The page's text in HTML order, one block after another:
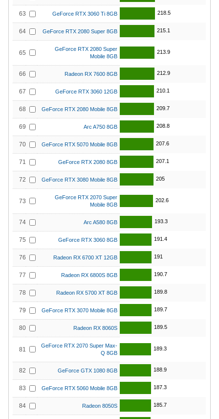
63 GeForce RTX 3060 Ti 8GB 218.5
64 GeForce RTX 2080 Super 8GB 215.1
65
GeForce RTX 2080 Super
Mobile 8GB
213.9
66 Radeon RX 7600 8GB 212.9
67 GeForce RTX 3060 12GB 210.1
68 GeForce RTX 2080 Mobile 8GB 209.7
69 Arc A750 8GB 208.8
70 GeForce RTX 5070 Mobile 8GB 207.6
71 GeForce RTX 2080 8GB 207.1
72 GeForce RTX 3080 Mobile 8GB 205
73
GeForce RTX 2070 Super
Mobile 8GB
202.6
74 Arc A580 8GB 193.3
75 GeForce RTX 3060 8GB 191.4
76 Radeon RX 6700 XT 12GB 191
77 Radeon RX 6800S 8GB 190.7
78 Radeon RX 5700 XT 8GB 189.8
79 GeForce RTX 3070 Mobile 8GB 189.7
80 Radeon RX 8060S 189.5
81
GeForce RTX 2070 Super Max-
Q 8GB
189.3
82 GeForce GTX 1080 8GB 188.9
83 GeForce RTX 5060 Mobile 8GB 187.3
84 Radeon 8050S 185.7